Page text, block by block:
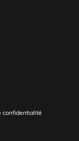
confidentialité